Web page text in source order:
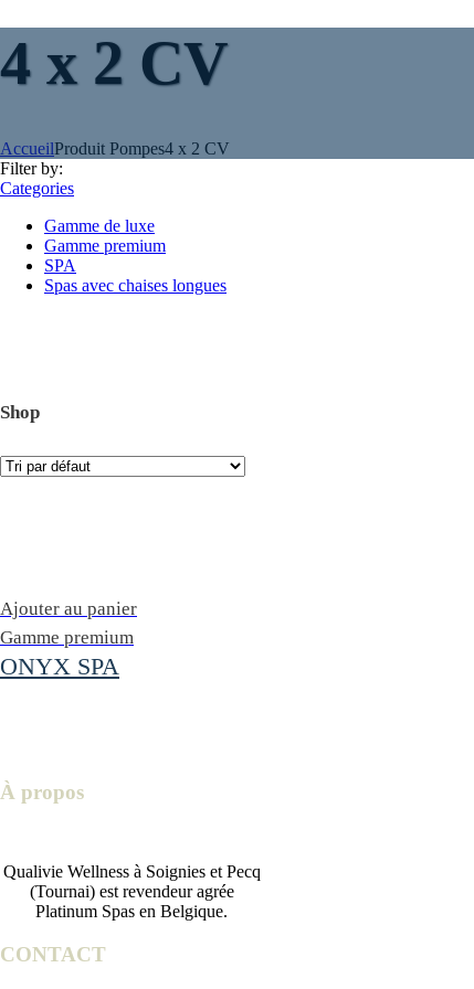
4 x 2 CV
AccueilProduit Pompes4 x 2 CV
Filter by:
Categories
Gamme de luxe
Gamme premium
SPA
Spas avec chaises longues
Shop
Ajouter au panier
Gamme premium
ONYX SPA
À propos
Qualivie Wellness à Soignies et Pecq
(Tournai) est revendeur agrée
Platinum Spas en Belgique.
CONTACT